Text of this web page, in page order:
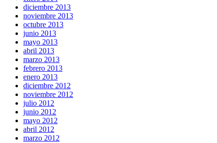
diciembre 2013
noviembre 2013
octubre 2013
junio 2013
mayo 2013
abril 2013
marzo 2013
febrero 2013
enero 2013
diciembre 2012
noviembre 2012
julio 2012
junio 2012
mayo 2012
abril 2012
marzo 2012